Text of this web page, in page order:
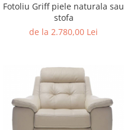
Fotoliu Griff piele naturala sau
stofa
de la 2.780,00 Lei